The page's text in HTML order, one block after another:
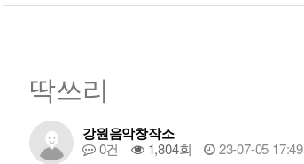
딱쓰리
강원음악창작소
0건 1,804회 23-07-05 17:49